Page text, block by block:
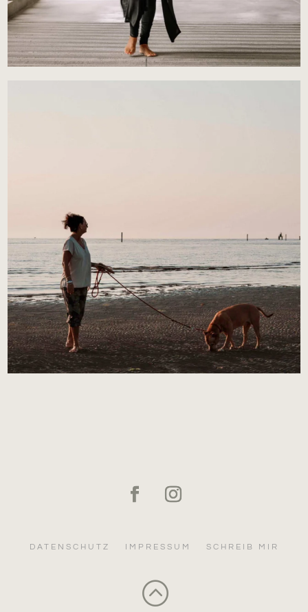
DATENSCHUTZ IMPRESSUM SCHREIB MIR
: